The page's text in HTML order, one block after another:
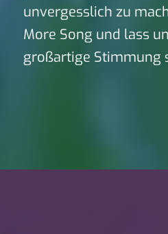
unvergesslich zu
More Song und lass
großartige Stimmung